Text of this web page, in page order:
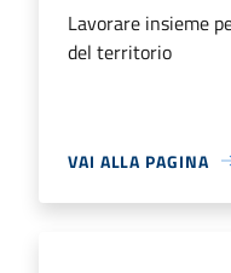
Lavorare insieme
del territorio
VAI ALLA PAGINA